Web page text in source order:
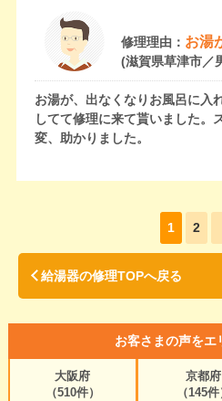
修理理由： お湯
(滋賀県草津市／
お湯が、出なくなりお風呂に入
してて修理に来て貰いました。
変、助かりました。
1 2
給湯器の修理TOPへ戻る
お客さまの声をエ
大阪府
（510件）
京都府
（145件